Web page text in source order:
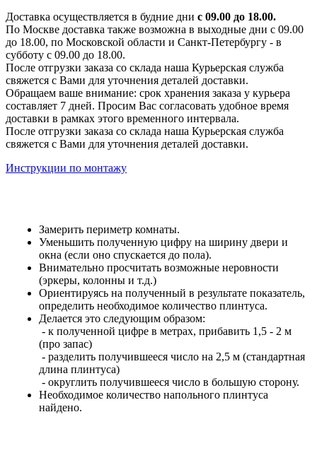
Доставка осуществляется в будние дни с 09.00 до 18.00.
По Москве доставка также возможна в выходные дни с 09.00
до 18.00, по Московской области и Санкт-Петербургу - в
субботу с 09.00 до 18.00.
После отгрузки заказа со склада наша Курьерская служба
свяжется с Вами для уточнения деталей доставки.
Обращаем ваше внимание: срок хранения заказа у курьера
составляет 7 дней. Просим Вас согласовать удобное время
доставки в рамках этого временного интервала.
После отгрузки заказа со склада наша Курьерская служба
свяжется с Вами для уточнения деталей доставки.
Инструкции по монтажу
Замерить периметр комнаты.
Уменьшить полученную цифру на ширину двери и
окна (если оно спускается до пола).
Внимательно просчитать возможные неровности
(эркеры, колонны и т.д.)
Ориентируясь на полученный в результате показатель,
определить необходимое количество плинтуса.
Делается это следующим образом:
- к полученной цифре в метрах, прибавить 1,5 - 2 м
(про запас)
- разделить получившееся число на 2,5 м (стандартная
длина плинтуса)
- округлить получившееся число в большую сторону.
Необходимое количество напольного плинтуса
найдено.